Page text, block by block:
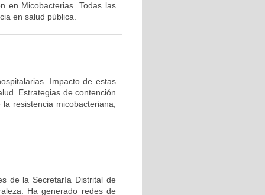
en Micobacterias. Todas las
en salud pública.
Impacto de estas
Estrategias de contención
resistencia micobacteriana,
de la Secretaría Distrital de
Ha generado redes de